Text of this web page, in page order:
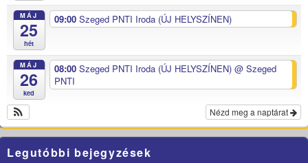
MÁJ
25
hét
09:00 Szeged PNTI Iroda (ÚJ HELYSZÍNEN)
MÁJ
26
ked
08:00 Szeged PNTI Iroda (ÚJ HELYSZÍNEN) @ Szeged
PNTI
Nézd meg a naptárat
Legutóbbi bejegyzések